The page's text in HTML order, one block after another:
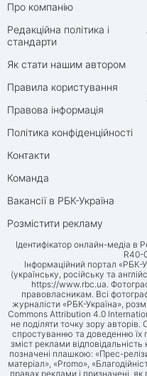
Про компанію
Редакційна політика і
стандарти
Як стати нашим автором
Правила користування
Правова інформація
Політика конфіденційності
Контакти
Команда
Вакансії в РБК-Україна
Розмістити рекламу
Ідентифікатор онлайн-медіа в
R40-
Інформаційний портал «РБК-
(українську, російську та
https://www.rbc.ua.
правовласникам. Всі
журналісти «РБК-Україна»,
Commons Attribution 4.0
не поділяти точку зору
спростуванню та доведенню їх
зміст реклами
позначені плашкою: «Прес-
матеріал», «Promo»,
правах реклами і призначені, як